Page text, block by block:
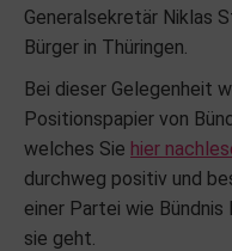
Generalsekretär Niklas
Bürger in Thüringen.
Bei dieser Gelegenheit
Positionspapier von
welches Sie hier nachles
durchweg positiv und
einer Partei wie Bündnis
sie geht.